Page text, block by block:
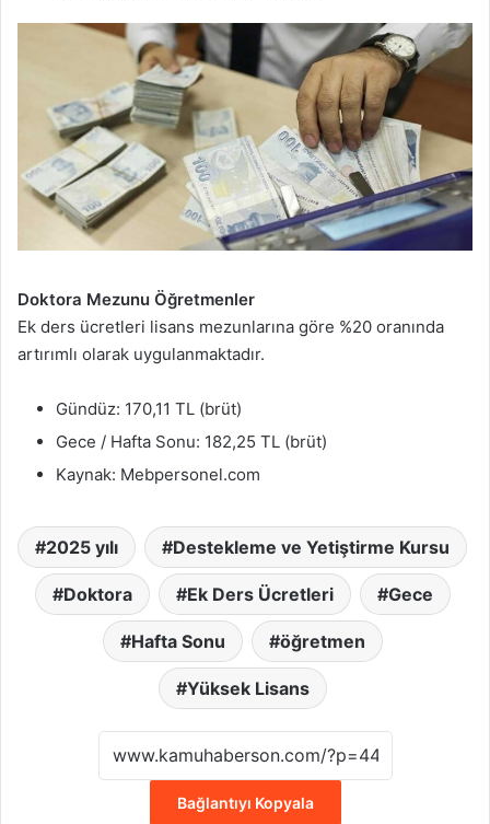
Doktora Mezunu Öğretmenler
Ek ders ücretleri lisans mezunlarına göre %20 oranında
artırımlı olarak uygulanmaktadır.
Gündüz: 170,11 TL (brüt)
Gece / Hafta Sonu: 182,25 TL (brüt)
Kaynak: Mebpersonel.com
2025 yılı Destekleme ve Yetiştirme Kursu
Doktora Ek Ders Ücretleri Gece
Hafta Sonu öğretmen
Yüksek Lisans
Bağlantıyı Kopyala